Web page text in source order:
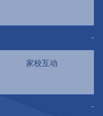
家校互动